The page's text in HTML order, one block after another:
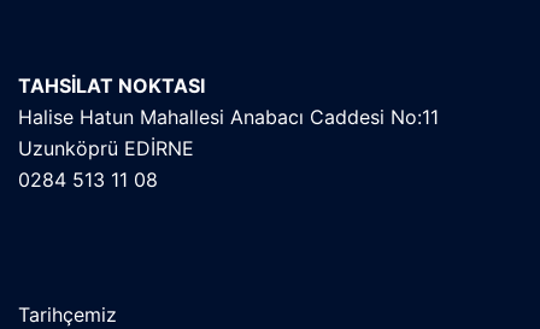
TAHSİLAT NOKTASI
Halise Hatun Mahallesi Anabacı Caddesi No:11
Uzunköprü EDİRNE
0284 513 11 08
Tarihçemiz